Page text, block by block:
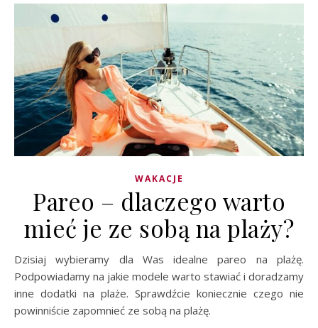
WAKACJE
Pareo – dlaczego warto
mieć je ze sobą na plaży?
Dzisiaj wybieramy dla Was idealne pareo na plażę.
Podpowiadamy na jakie modele warto stawiać i doradzamy
inne dodatki na plaże. Sprawdźcie koniecznie czego nie
powinniście zapomnieć ze sobą na plażę.